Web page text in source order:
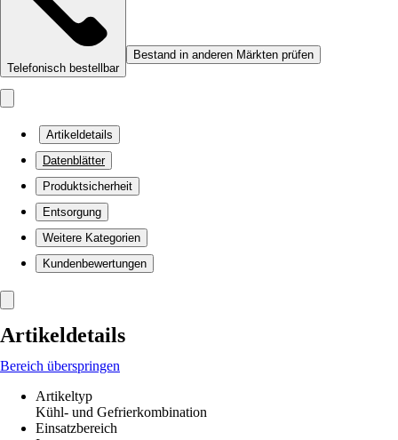
Telefonisch bestellbar
Bestand in anderen Märkten prüfen
Artikeldetails
Datenblätter
Produktsicherheit
Entsorgung
Weitere Kategorien
Kundenbewertungen
Artikeldetails
Bereich überspringen
Artikeltyp
Kühl- und Gefrierkombination
Einsatzbereich